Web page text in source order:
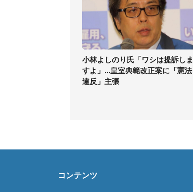
小林よしのり氏「ワシは提訴しま
すよ」...皇室典範改正案に「憲法
違反」主張
コンテンツ